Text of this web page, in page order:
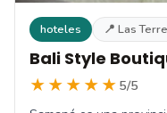
hoteles 📍 Las
Bali Style
★★★★★ 5/5